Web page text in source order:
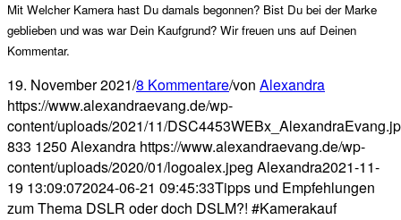
Mit Welcher Kamera hast Du damals begonnen? Bist Du bei der Marke
geblieben und was war Dein Kaufgrund? Wir freuen uns auf Deinen
Kommentar.
19. November 2021/8 Kommentare/von Alexandra
https://www.alexandraevang.de/wp-
content/uploads/2021/11/
833 1250 Alexandra https://www.alexandraevang.de/wp-
content/uploads/2020/01/logoalex.jpeg Alexandra2021-11-
19 13:09:072024-06-21 09:45:33Tipps und Empfehlungen
zum Thema DSLR oder doch DSLM?! #Kamerakauf